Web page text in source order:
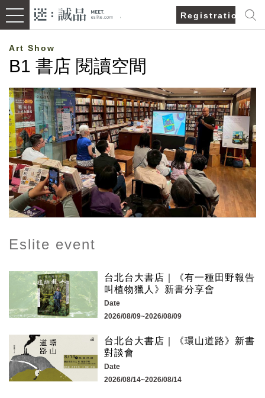
Registration/
Art Show
B1 書店 閱讀空間
Eslite event
台北台大書店｜《有一種田野報告
叫植物獵人》新書分享會
Date
2026/08/09~2026/08/09
台北台大書店｜《環山道路》新書
對談會
Date
2026/08/14~2026/08/14